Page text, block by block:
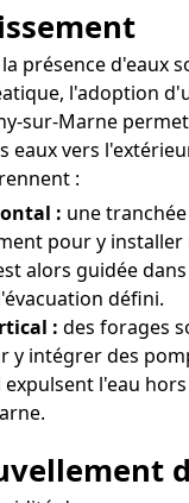
présence d'eaux
l'adoption
sur-Marne
eaux vers
:
: une
pour y installer
alors guidée
défini.
: des forages
y intégrer des
l'eau